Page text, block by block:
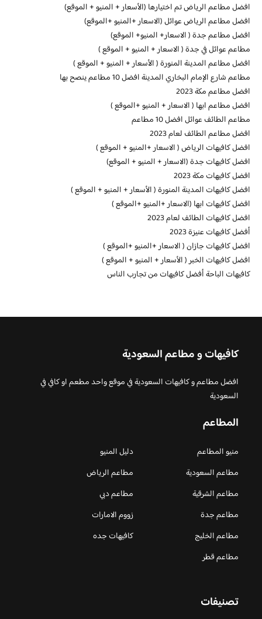
افضل مطاعم الرياض تم اختيارها (الأسعار + المنيو + الموقع)
افضل مطاعم الرياض عوائل (الاسعار +المنيو +الموقع)
افضل مطاعم جدة ( الاسعار+ المنيو+ الموقع)
مطاعم عوائل في جدة ( الاسعار + المنيو + الموقع )
افضل مطاعم المدينة المنورة ( الأسعار + المنيو + الموقع )
مطاعم شارع الإمام البخاري المدينة افضل 10 مطاعم ينصح بها
افضل مطاعم مكة 2023
افضل مطاعم ابها ( الاسعار + المنيو +الموقع )
مطاعم الطائف عوائل افضل 10 مطاعم
افضل مطاعم الطائف لعام 2023
افضل كافيهات الرياض ( الاسعار +المنيو + الموقع )
افضل كافيهات جدة (الاسعار + المنيو + الموقع)
افضل كافيهات مكة 2023
افضل كافيهات المدينة المنورة ( الأسعار + المنيو + الموقع )
افضل كافيهات ابها (الاسعار +المنيو +الموقع )
افضل كافيهات الطائف لعام 2023
أفضل كافيهات عنيزة 2023
افضل كافيهات جازان ( الاسعار +المنيو +الموقع )
افضل كافيهات الخبر ( الأسعار + المنيو + الموقع )
كافيهات الباحة أفضل كافيهات من تجارب الناس
كافيهات و مطاعم السعودية
افضل مطاعم و كافيهات السعودية في موقع واحد مطعم او كافي في
السعودية
المطاعم
منيو المطاعم
دليل المنيو
مطاعم السعودية
مطاعم الرياض
مطاعم الشرقية
مطاعم دبي
مطاعم جدة
زووم الامارات
مطاعم الخليج
كافيهات جده
مطاعم قطر
تصنيفات